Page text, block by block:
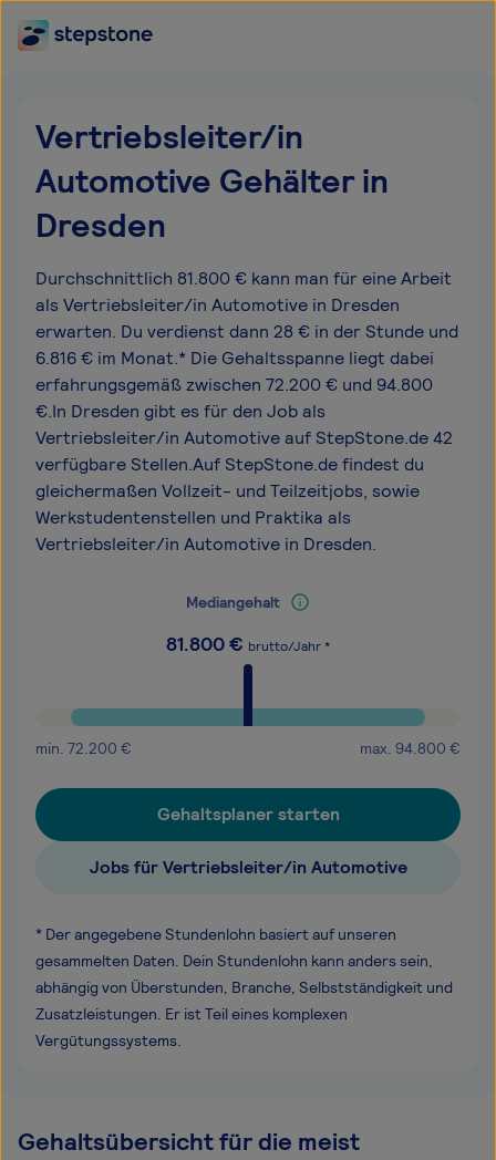
Vertriebsleiter/in
Automotive Gehälter in
Dresden
Durchschnittlich 81.800 € kann man für eine Arbeit
als Vertriebsleiter/in Automotive in Dresden
erwarten. Du verdienst dann 28 € in der Stunde und
6.816 € im Monat.* Die Gehaltsspanne liegt dabei
erfahrungsgemäß zwischen 72.200 € und 94.800
€.In Dresden gibt es für den Job als
Vertriebsleiter/in Automotive auf StepStone.de 42
verfügbare Stellen.Auf StepStone.de findest du
gleichermaßen Vollzeit- und Teilzeitjobs, sowie
Werkstudentenstellen und Praktika als
Vertriebsleiter/in Automotive in Dresden.
Mediangehalt
81.800€ brutto/Jahr *
min. 72.200 € max. 94.800 €
Gehaltsplaner starten
Jobs für Vertriebsleiter/in Automotive
* Der angegebene Stundenlohn basiert auf unseren
gesammelten Daten. Dein Stundenlohn kann anders sein,
abhängig von Überstunden, Branche, Selbstständigkeit und
Zusatzleistungen. Er ist Teil eines komplexen
Vergütungssystems.
Gehaltsübersicht für die meist